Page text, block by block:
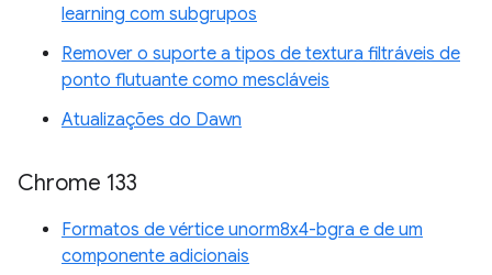
learning com subgrupos
Remover o suporte a tipos de textura filtráveis de
ponto flutuante como mescláveis
Atualizações do Dawn
Chrome 133
Formatos de vértice unorm8x4-bgra e de um
componente adicionais